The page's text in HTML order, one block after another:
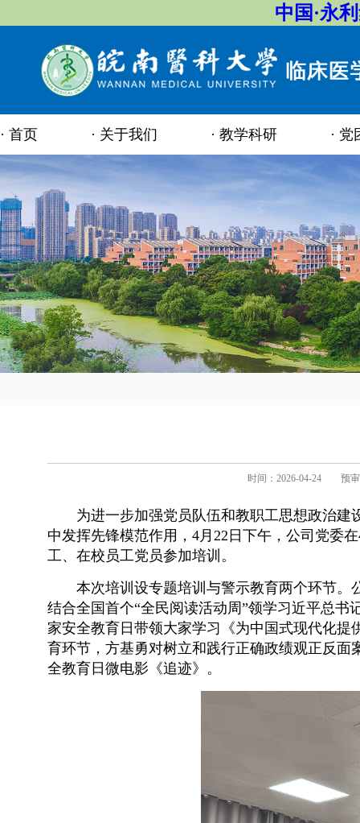
中国·永
首页 关于我们 教学科研 党
时间：2026-04-24 预
为进一步加强党员队伍和教职工思想政治
中发挥先锋模范作用，4月22日下午，公司党委
工、在校员工党员参加培训。
本次培训设专题培训与警示教育两个环节
结合全国首个“全民阅读活动周”领学习近平总
家安全教育日带领大家学习《为中国式现代化
育环节，方基勇对树立和践行正确政绩观正反
全教育日微电影《追迹》。